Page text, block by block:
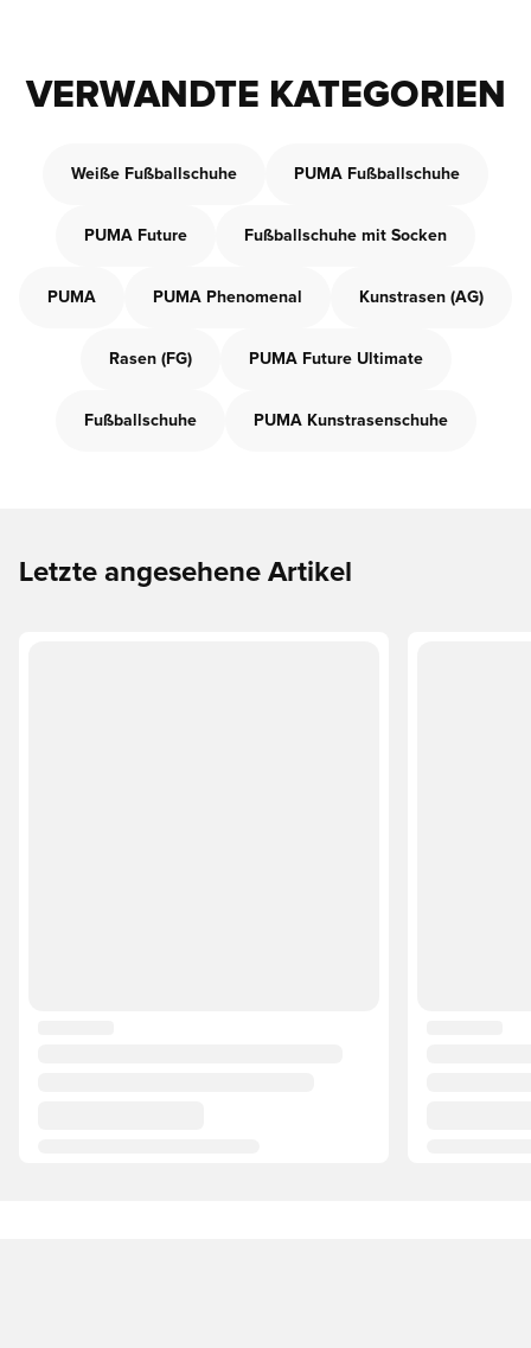
VERWANDTE KATEGORIEN
Weiße Fußballschuhe PUMA Fußballschuhe
PUMA Future Fußballschuhe mit Socken
PUMA PUMA Phenomenal Kunstrasen (AG)
Rasen (FG) PUMA Future Ultimate
Fußballschuhe PUMA Kunstrasenschuhe
Letzte angesehene Artikel